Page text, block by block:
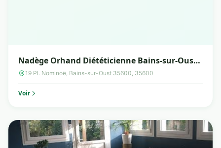
Nadège Orhand Diététicienne Bains-sur-Oust
3519 Pl. Nominoë, Bains-sur-Oust 35600, 35600
Voir